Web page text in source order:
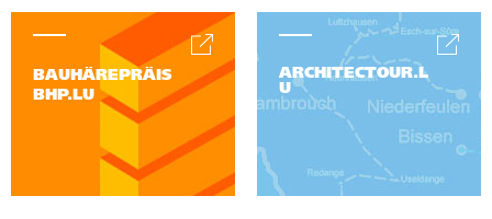
BAUHÄREPRÄIS
BHP.LU
ARCHITECTOUR.L
U